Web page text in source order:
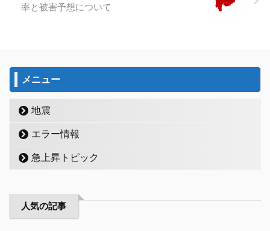
率と被害予想について
メニュー
地震
エラー情報
急上昇トピック
人気の記事